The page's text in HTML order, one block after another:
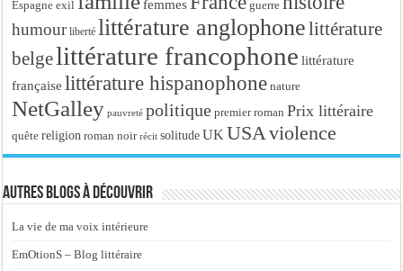
Espagne exil femmes guerre
humour liberté littérature anglophonelittérature
belgelittérature francophone littérature
française littérature hispanophone nature
NetGalley pauvreté politique premier roman Prix littéraire
quête religion roman noir récit solitude UK USA violence
Autres blogs à découvrir
La vie de ma voix intérieure
EmOtionS – Blog littéraire